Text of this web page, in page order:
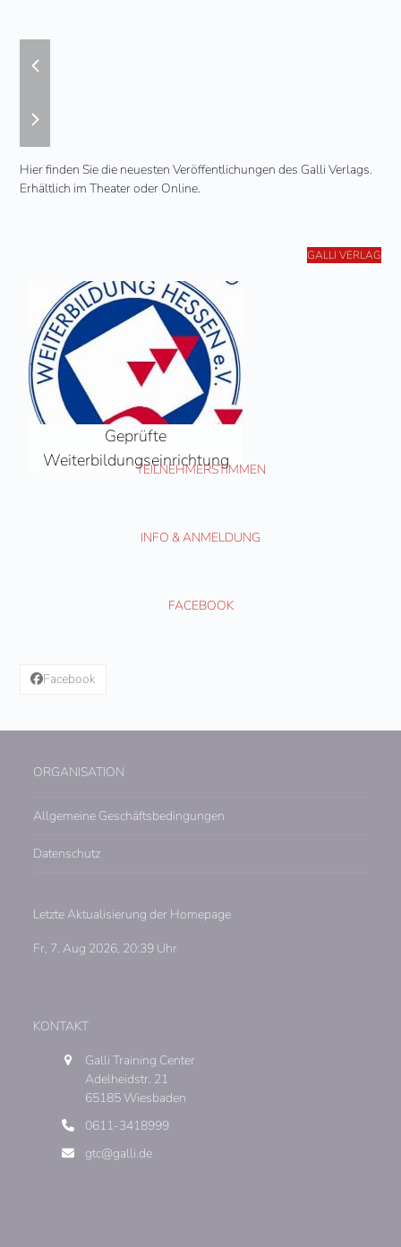
slide
slide
Hier finden Sie die neuesten Veröffentlichungen des Galli Verlags.
Erhältlich im Theater oder Online.
GALLI VERLAG
Geprüfte
Weiterbildungseinrichtung
TEILNEHMERSTIMMEN
INFO & ANMELDUNG
FACEBOOK
Facebook
ORGANISATION
Allgemeine Geschäftsbedingungen
Datenschutz
Letzte Aktualisierung der Homepage
Fr, 7. Aug 2026, 20:39 Uhr
KONTAKT
Galli Training Center
Adelheidstr. 21
65185 Wiesbaden
0611-3418999
gtc@galli.de